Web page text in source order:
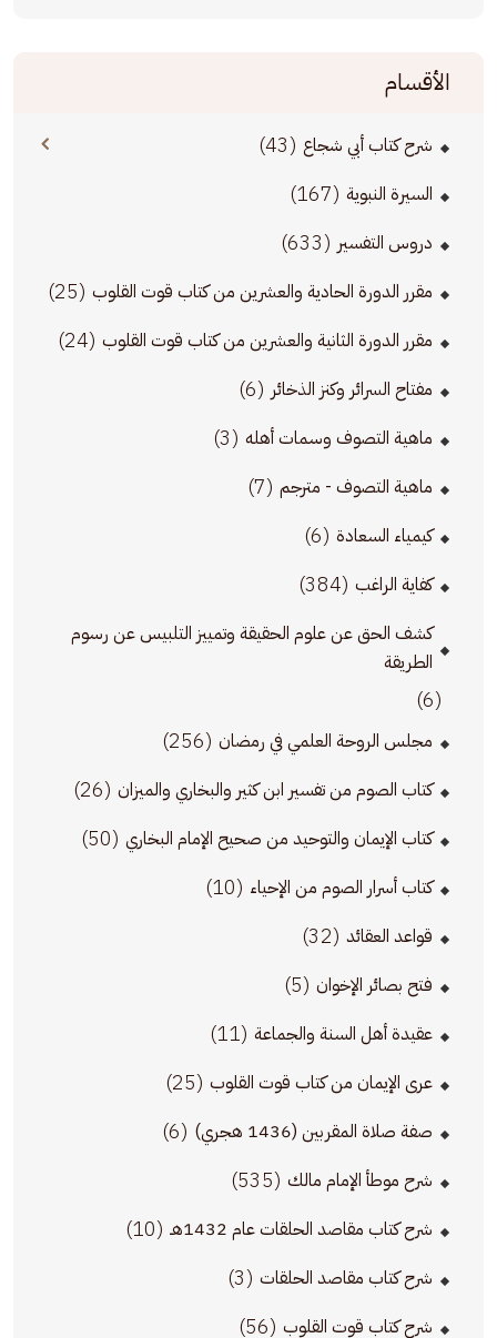
الأقسام
شرح كتاب أبي شجاع (43)
السيرة النبوية (167)
دروس التفسير (633)
مقرر الدورة الحادية والعشرين من كتاب قوت القلوب (25)
مقرر الدورة الثانية والعشرين من كتاب قوت القلوب (24)
مفتاح السرائر وكنز الذخائر (6)
ماهية التصوف وسمات أهله (3)
ماهية التصوف - مترجم (7)
كيمياء السعادة (6)
كفاية الراغب (384)
كشف الحق عن علوم الحقيقة وتمييز التلبيس عن رسوم
الطريقة
(6)
مجلس الروحة العلمي في رمضان (256)
كتاب الصوم من تفسير ابن كثير والبخاري والميزان (26)
كتاب الإيمان والتوحيد من صحيح الإمام البخاري (50)
كتاب أسرار الصوم من الإحياء (10)
قواعد العقائد (32)
فتح بصائر الإخوان (5)
عقيدة أهل السنة والجماعة (11)
عرى الإيمان من كتاب قوت القلوب (25)
صفة صلاة المقربين (1436 هجري) (6)
شرح موطأ الإمام مالك (535)
شرح كتاب مقاصد الحلقات عام 1432هـ (10)
شرح كتاب مقاصد الحلقات (3)
شرح كتاب قوت القلوب (56)